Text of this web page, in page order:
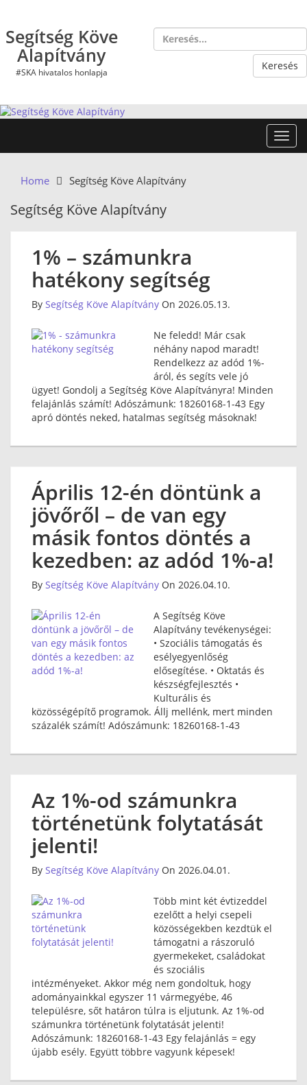
content
Segítség Köve
Alapítvány
#SKA hivatalos honlapja
Home Segítség Köve Alapítvány
Segítség Köve Alapítvány
1% – számunkra
hatékony segítség
By Segítség Köve Alapítvány On 2026.05.13.
Ne feledd! Már csak
néhány napod maradt!
Rendelkezz az adód 1%-
áról, és segíts vele jó
ügyet! Gondolj a Segítség Köve Alapítványra! Minden
felajánlás számít! Adószámunk: 18260168-1-43 Egy
apró döntés neked, hatalmas segítség másoknak!
Április 12-én döntünk a
jövőről – de van egy
másik fontos döntés a
kezedben: az adód 1%-a!
By Segítség Köve Alapítvány On 2026.04.10.
A Segítség Köve
Alapítvány tevékenységei:
• Szociális támogatás és
esélyegyenlőség
elősegítése. • Oktatás és
készségfejlesztés •
Kulturális és
közösségépítő programok. Állj mellénk, mert minden
százalék számít! Adószámunk: 18260168-1-43
Az 1%-od számunkra
történetünk folytatását
jelenti!
By Segítség Köve Alapítvány On 2026.04.01.
Több mint két évtizeddel
ezelőtt a helyi csepeli
közösségekben kezdtük el
támogatni a rászoruló
gyermekeket, családokat
és szociális
intézményeket. Akkor még nem gondoltuk, hogy
adományainkkal egyszer 11 vármegyébe, 46
településre, sőt határon túlra is eljutunk. Az 1%-od
számunkra történetünk folytatását jelenti!
Adószámunk: 18260168-1-43 Egy felajánlás = egy
újabb esély. Együtt többre vagyunk képesek!